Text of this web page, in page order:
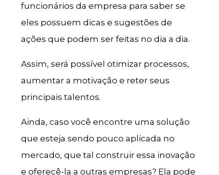
funcionários da empresa para saber se
eles possuem dicas e sugestões de
ações que podem ser feitas no dia a dia.
Assim, será possível otimizar processos,
aumentar a motivação e reter seus
principais talentos.
Ainda, caso você encontre uma solução
que esteja sendo pouco aplicada no
mercado, que tal construir essa inovação
e oferecê-la a outras empresas? Ela pode